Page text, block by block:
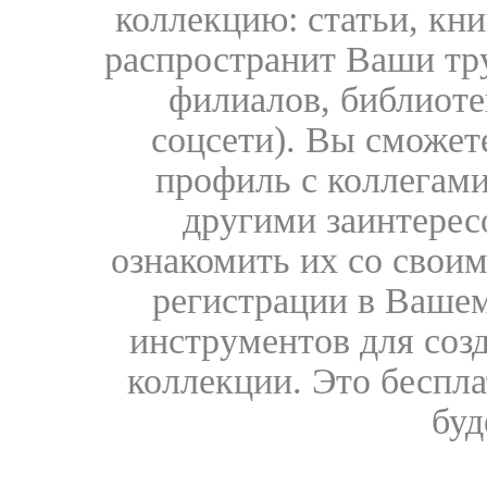
коллекцию: статьи,
распространит Ваши
филиалов,
соцсети). Вы
профиль с
другими
ознакомить их со
регистрации в
инструментов для
коллекции. Это